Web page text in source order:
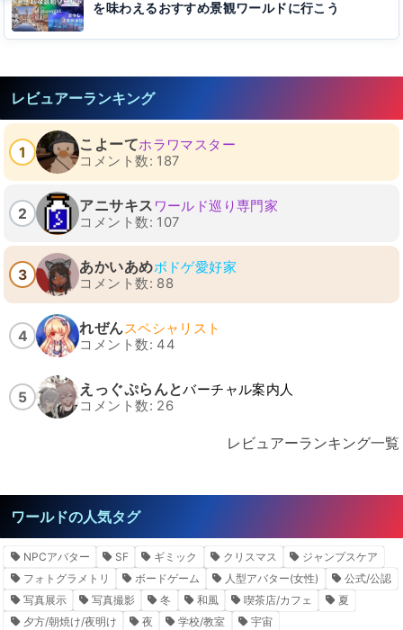
を味わえるおすすめ景観ワールドに行こう
レビュアーランキング
1 こよーてホラワマスター
コメント数: 187
2 アニサキス ワールド巡り専門家
コメント数: 107
3 あかいあめボドゲ愛好家
コメント数: 88
4 れぜんスペシャリスト
コメント数: 44
5 えっぐぷらんとバーチャル案内人
コメント数: 26
レビュアーランキング一覧
ワールドの人気タグ
NPCアバター SF ギミック クリスマス
ジャンプスケア
フォトグラメトリ
ボードゲーム 人型アバター(女性)
公式/公認
写真展示
写真撮影 冬 和風 喫茶店/カフェ
夏
夕方/朝焼け/夜明け
夜 学校/教室
宇宙